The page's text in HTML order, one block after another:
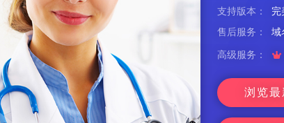
支持版本：
完
售后服务：
域
高级服务： 
浏览最